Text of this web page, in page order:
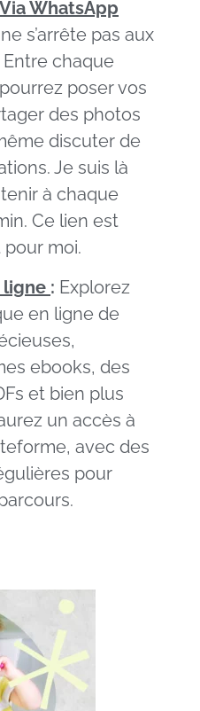
WhatsApp
s’arrête pas aux
chaque
poser vos
des photos
discuter de
Je suis là
à chaque
Ce lien est
moi.
ligne : Explorez
en ligne de
ebooks, des
et bien plus
un accès à
avec des
pour